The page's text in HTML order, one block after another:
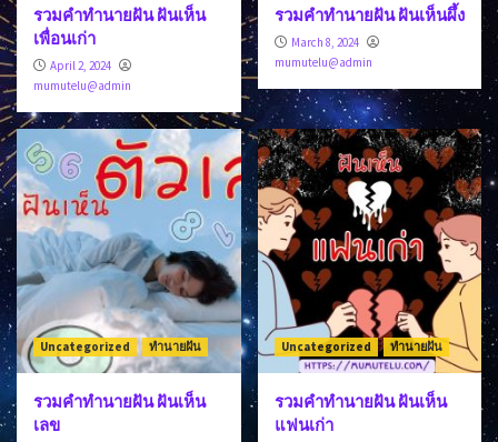
รวมคำทำนายฝัน ฝันเห็น
เพื่อนเก่า
April 2, 2024
mumutelu@admin
รวมคำทำนายฝัน ฝันเห็นผึ้ง
March 8, 2024
mumutelu@admin
Uncategorized ทำนายฝัน
รวมคำทำนายฝัน ฝันเห็น
เลข
Uncategorized ทำนายฝัน
รวมคำทำนายฝัน ฝันเห็น
แฟนเก่า